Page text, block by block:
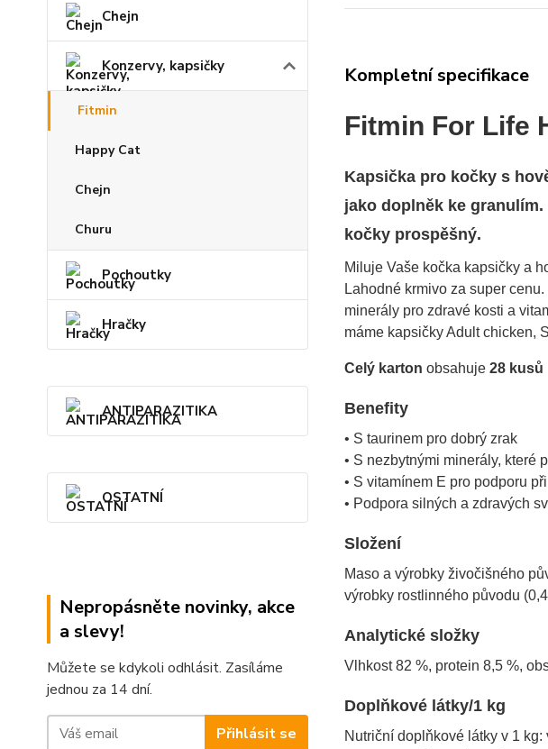
Chejn
Konzervy, kapsičky
Fitmin
Happy Cat
Chejn
Churu
Pochoutky
Hračky
ANTIPARAZITIKA
OSTATNÍ
Nepropásněte novinky, akce
a slevy!
Můžete se kdykoli odhlásit. Zasíláme
jednou za 14 dní.
Přihlásit se
Kompletní specifikace
Fitmin For Life
Kapsička pro kočky s
jako doplněk ke
kočky prospěšný.
Miluje Vaše kočka kapsičky a
Lahodné krmivo za super
minerály pro zdravé kosti a
máme kapsičky Adult chicken,
Celý karton obsahuje 28 kusů
Benefity
• S taurinem pro dobrý zrak
• S nezbytnými minerály, které
• S vitamínem E pro podporu
• Podpora silných a zdravých
Složení
Maso a výrobky živočišného
výrobky rostlinného původu
Analytické složky
Vlhkost 82 %, protein 8,5 %,
Doplňkové látky/1 kg
Nutriční doplňkové látky v 1 kg: